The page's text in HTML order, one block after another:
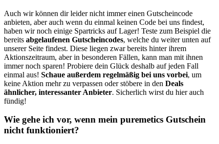
Auch wir können dir leider nicht immer einen Gutscheincode
anbieten, aber auch wenn du einmal keinen Code bei uns findest,
haben wir noch einige Spartricks auf Lager! Teste zum Beispiel die
bereits abgelaufenen Gutscheincodes, welche du weiter unten auf
unserer Seite findest. Diese liegen zwar bereits hinter ihrem
Aktionszeitraum, aber in besonderen Fällen, kann man mit ihnen
immer noch sparen! Probiere dein Glück deshalb auf jeden Fall
einmal aus! Schaue außerdem regelmäßig bei uns vorbei, um
keine Aktion mehr zu verpassen oder stöbere in den Deals
ähnlicher, interessanter Anbieter. Sicherlich wirst du hier auch
fündig!
Wie gehe ich vor, wenn mein puremetics Gutschein
nicht funktioniert?